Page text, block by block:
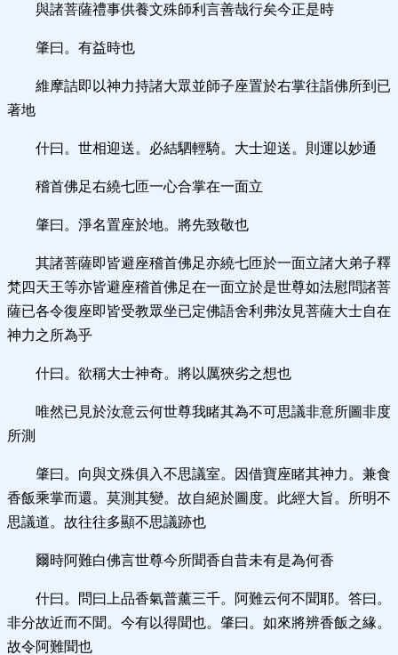
與諸菩薩禮事供養文殊師利言善哉行矣今正是時
肇曰。有益時也
維摩詰即以神力持諸大眾並師子座置於右掌往詣佛所到已
著地
什曰。世相迎送。必結駟輕騎。大士迎送。則運以妙通
稽首佛足右繞七匝一心合掌在一面立
肇曰。淨名置座於地。將先致敬也
其諸菩薩即皆避座稽首佛足亦繞七匝於一面立諸大弟子釋
梵四天王等亦皆避座稽首佛足在一面立於是世尊如法慰問諸菩
薩已各令復座即皆受教眾坐已定佛語舍利弗汝見菩薩大士自在
神力之所為乎
什曰。欲稱大士神奇。將以厲狹劣之想也
唯然已見於汝意云何世尊我睹其為不可思議非意所圖非度
所測
肇曰。向與文殊俱入不思議室。因借寶座睹其神力。兼食
香飯乘掌而還。莫測其變。故自絕於圖度。此經大旨。所明不
思議道。故往往多顯不思議跡也
爾時阿難白佛言世尊今所聞香自昔未有是為何香
什曰。問曰上品香氣普薰三千。阿難云何不聞耶。答曰。
非分故近而不聞。今有以得聞也。肇曰。如來將辨香飯之緣。
故令阿難聞也